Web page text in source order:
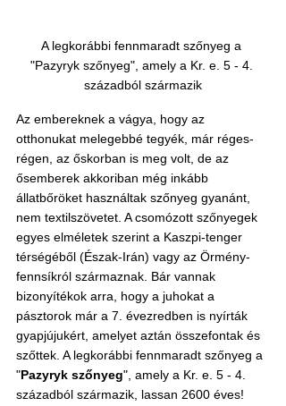
A legkorábbi fennmaradt szőnyeg a
"Pazyryk szőnyeg", amely a Kr. e. 5 - 4.
századból származik
Az embereknek a vágya, hogy az
otthonukat melegebbé tegyék, már réges-
régen, az őskorban is meg volt, de az
ősemberek akkoriban még inkább
állatbőröket használtak szőnyeg gyanánt,
nem textilszövetet. A csomózott szőnyegek
egyes elméletek szerint a Kaszpi-tenger
térségéből (Észak-Irán) vagy az Örmény-
fennsíkról származnak. Bár vannak
bizonyítékok arra, hogy a juhokat a
pásztorok már a 7. évezredben is nyírták
gyapjújukért, amelyet aztán összefontak és
szőttek. A legkorábbi fennmaradt szőnyeg a
"Pazyryk szőnyeg", amely a Kr. e. 5 - 4.
századból származik, lassan 2600 éves!